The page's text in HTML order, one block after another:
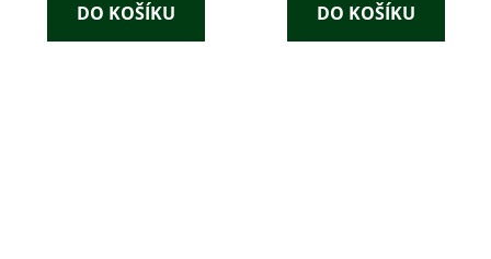
DO KOŠÍKU DO KOŠÍKU